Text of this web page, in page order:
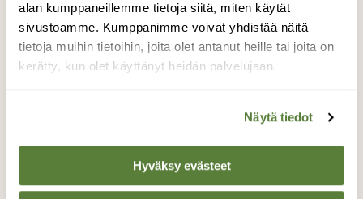
alan kumppaneillemme tietoja siitä, miten käytät
sivustoamme. Kumppanimme voivat yhdistää näitä
tietoja muihin tietoihin, joita olet antanut heille tai joita on
kerätty, kun olet käyttänyt heidän palvelujaan.
Näytä tiedot
Hyväksy evästeet
Kyllä voi, vaikka tukki kerrallaan. Tässä on
kasa myytäviä pikku tukkeja, jotka on
poistettu istutusmänniköstä. Puistoa siis
ennallistetaan kovalla kädellä.
kansallispuisto Toukokuu
TAKAISIN LISTAAN